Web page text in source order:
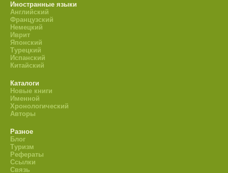
Иностранные языки
Английский
Французский
Немецкий
Иврит
Японский
Турецкий
Испанский
Китайский
Каталоги
Новые книги
Именной
Хронологический
Авторы
Разное
Блог
Туризм
Рефераты
Ссылки
Связь